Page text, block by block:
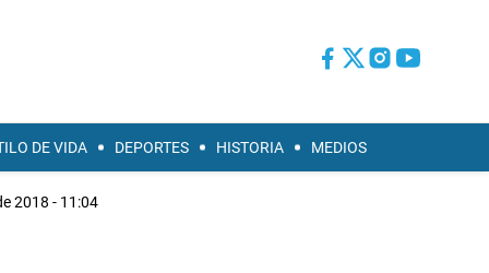
DE VIDA DEPORTES HISTORIA MEDIOS
2018 - 11:04